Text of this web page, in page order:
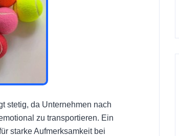
stetig, da Unternehmen nach
zu transportieren. Ein
starke Aufmerksamkeit bei